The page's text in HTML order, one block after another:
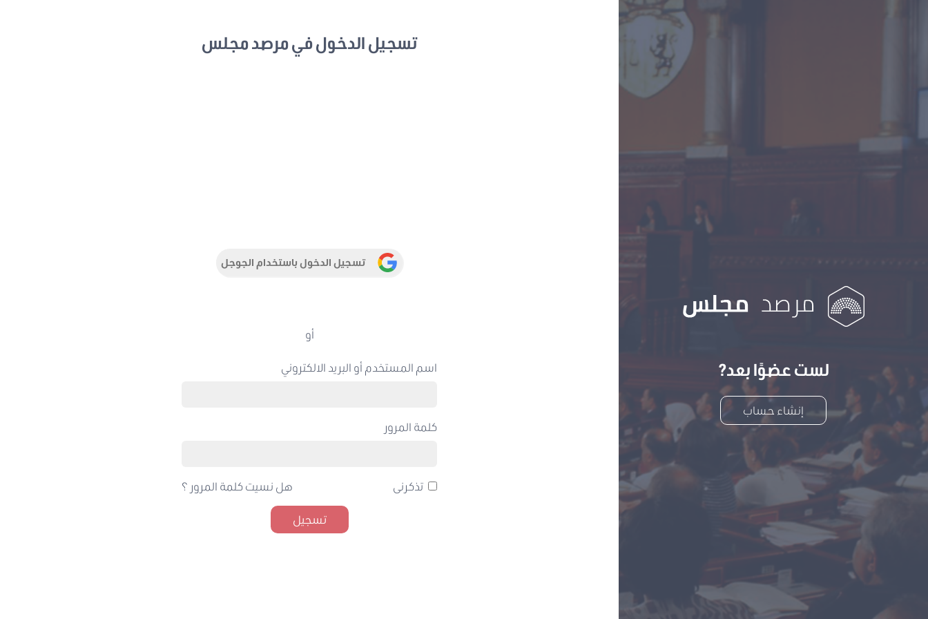
لست عضوًا بعد?
إنشاء حساب
تسجيل الدخول في مرصد مجلس
تسجيل الدخول باستخدام الجوجل
أو
اسم المستخدم أو البريد الالكتروني
كلمة المرور
تذكرنى هل نسيت كلمة المرور ؟